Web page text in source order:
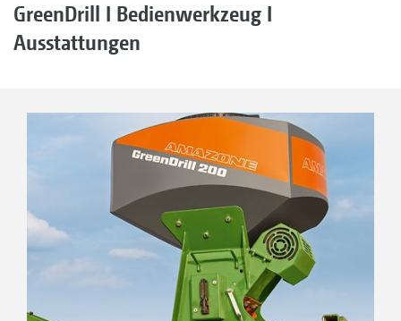
GreenDrill I Bedienwerkzeug I
Ausstattungen